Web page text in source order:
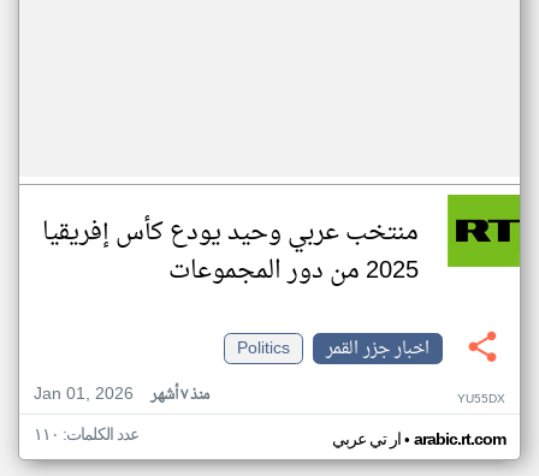
منتخب عربي وحيد يودع كأس إفريقيا
2025 من دور المجموعات
اخبار جزر القمر
Politics
Jan 01, 2026
منذ ٧ أشهر YU55DX
ار تي عربي• arabic.rt.com عدد الكلمات: ١١٠